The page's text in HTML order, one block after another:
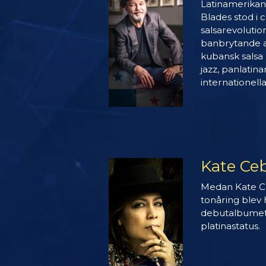
Blades stod i
banbrytande
kubansk
jazz,
Kate
Medan Kate
tonåring blev
platinastatus.